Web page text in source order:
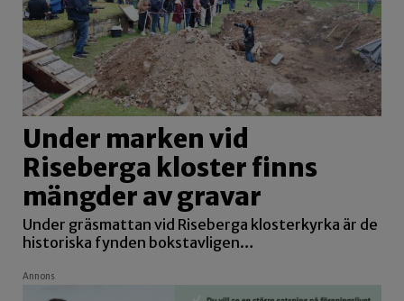
Under marken vid
Riseberga kloster finns
mängder av gravar
Under gräsmattan vid Riseberga klosterkyrka är de
historiska fynden bokstavligen…
Annons